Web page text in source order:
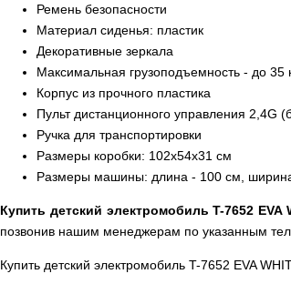
Ремень безопасности
Материал сиденья: пластик
Декоративные зеркала
Максимальная грузоподъемность - до 35
Корпус из прочного пластика
Пульт дистанционного управления 2,4G
Ручка для транспортировки
Размеры коробки: 102х54х31 см
Размеры машины: длина - 100 см,
Купить детский электромобиль T-7652 EVA
позвонив нашим менеджерам по указанным
Купить детский электромобиль T-7652 EVA